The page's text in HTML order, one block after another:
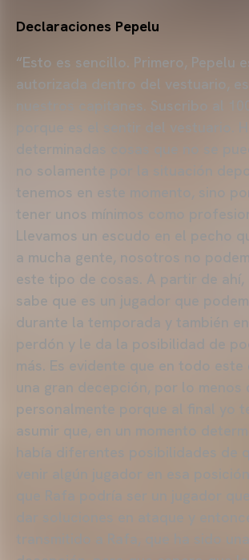
Declaraciones Pepelu
“Esto es sencillo. Primero, Pepelu
autorizada dentro del vestuario,
nuestros capitanes. Suscribo al
no solamente por la situación
tenemos en este momento, sino
tener unos mínimos como
Llevamos un escudo en el pecho
a mucha gente, nosotros no
este tipo de cosas. A partir de ahí,
sabe que es un jugador que
durante la temporada y también
perdón y le da la posibilidad de
más. Es evidente que en todo este
una gran decepción, por lo menos
personalmente porque al final yo
asumir que, en un momento
había diferentes posibilidades de
venir algún jugador en esa
que Rafa podría ser un jugador